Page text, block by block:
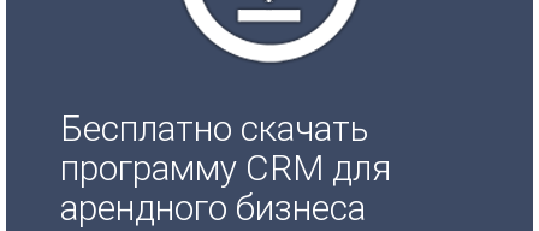
Бесплатно скачать
программу CRM для
арендного бизнеса